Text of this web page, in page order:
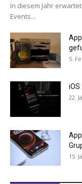
In diesem Jahr
Events...
5.
iOS
22.
15.